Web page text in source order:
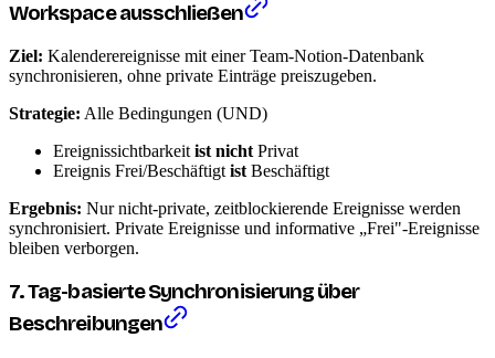
Workspace ausschließen
Ziel: Kalenderereignisse mit einer Team-Notion-Datenbank
synchronisieren, ohne private Einträge preiszugeben.
Strategie: Alle Bedingungen (UND)
Ereignissichtbarkeit ist nicht Privat
Ereignis Frei/Beschäftigt ist Beschäftigt
Ergebnis: Nur nicht-private, zeitblockierende Ereignisse werden
synchronisiert. Private Ereignisse und informative „Frei"-Ereignisse
bleiben verborgen.
7. Tag-basierte Synchronisierung über
Beschreibungen